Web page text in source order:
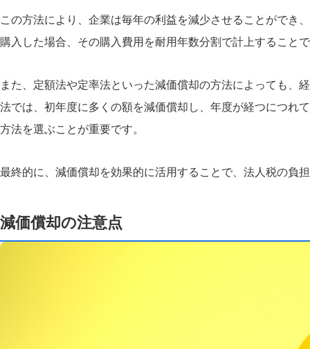
この方法により、企業は毎年の利益を減少させることができ
購入した場合、その購入費用を耐用年数分割で計上すること
また、定額法や定率法といった減価償却の方法によっても
法では、初年度に多くの額を減価償却し、年度が経つにつれ
方法を選ぶことが重要です。
最終的に、減価償却を効果的に活用することで、法人税の負
減価償却の注意点